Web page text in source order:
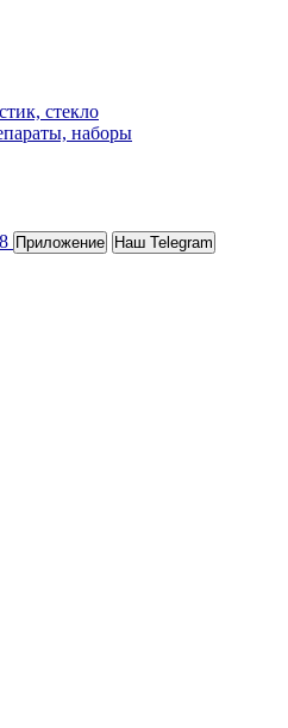
стекло
наборы
Приложение Наш Telegram